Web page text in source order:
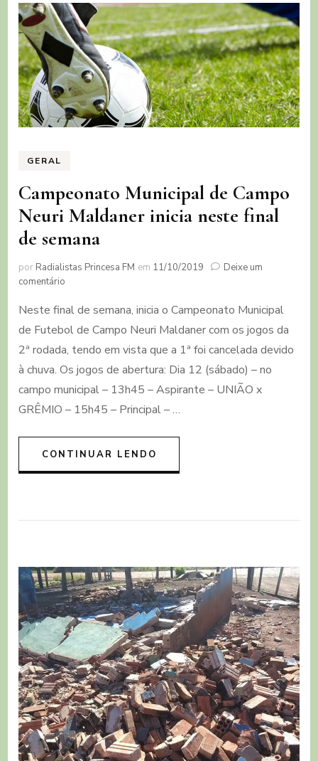
GERAL
Campeonato Municipal de Campo
Neuri Maldaner inicia neste final
de semana
por Radialistas Princesa FM em 11/10/2019
Deixe um
comentário
Municipal
de
Campo
Neuri
Maldaner
neste
final
semana
Neste final de semana, inicia o Campeonato Municipal
de Futebol de Campo Neuri Maldaner com os jogos da
2ª rodada, tendo em vista que a 1ª foi cancelada devido
à chuva. Os jogos de abertura: Dia 12 (sábado) – no
campo municipal – 13h45 – Aspirante – UNIÃO x
GRÊMIO – 15h45 – Principal – …
CONTINUAR LENDO